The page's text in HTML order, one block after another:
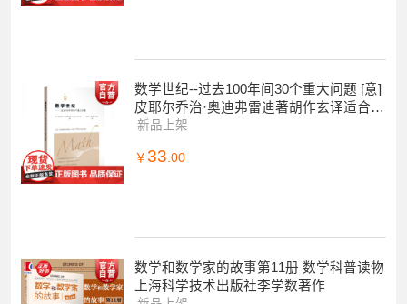
数学世纪--过去100年间30个重大问题 [意]
皮耶尔乔治·奥迪弗雷迪著胡作玄译适合科
学史研究者数学爱好者与阅读上海科
新品上架
￥ 33.00
数学和数学家的故事第11册 数学科普读物
上海科学技术出版社李学数著作